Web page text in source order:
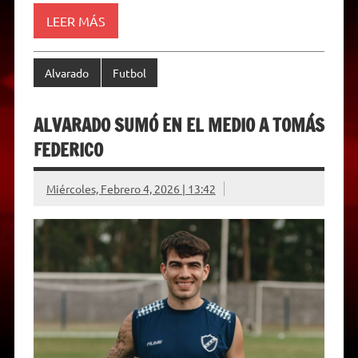
LEER MÁS
Alvarado Futbol
ALVARADO SUMÓ EN EL MEDIO A TOMÁS
FEDERICO
Miércoles, Febrero 4, 2026 | 13:42